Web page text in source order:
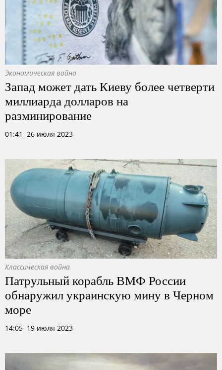
Экономическая война
Запад может дать Киеву более четверти
миллиарда долларов на
разминирование
01:41 26 июля 2023
Классическая война
Патрульный корабль ВМФ России
обнаружил украинскую мину в Черном
море
14:05 19 июля 2023